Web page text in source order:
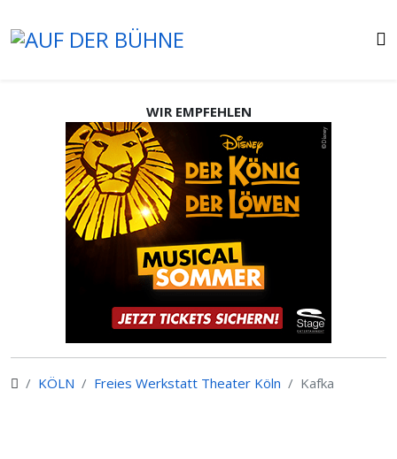
WIR EMPFEHLEN
KÖLN Freies Werkstatt Theater Köln Kafka